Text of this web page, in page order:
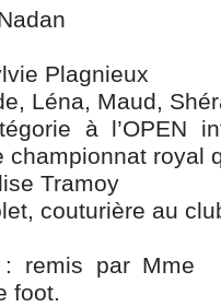
Plagnieux
Léna, Maud,
à l’OPEN
championnat royal
Tramoy
couturière au
: remis par Mme
foot.